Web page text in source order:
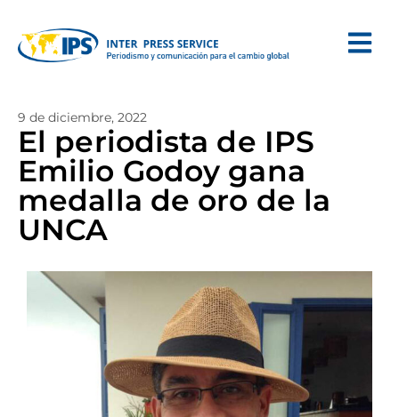
9 de diciembre, 2022
El periodista de IPS
Emilio Godoy gana
medalla de oro de la
UNCA